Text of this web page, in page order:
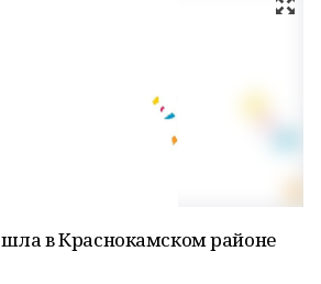
в Краснокамском районе